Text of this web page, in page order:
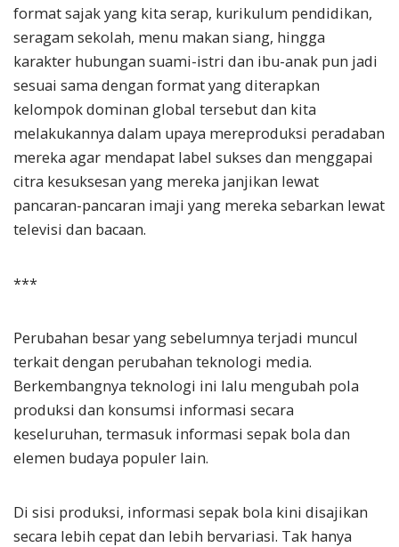
format sajak yang kita serap, kurikulum pendidikan,
seragam sekolah, menu makan siang, hingga
karakter hubungan suami-istri dan ibu-anak pun jadi
sesuai sama dengan format yang diterapkan
kelompok dominan global tersebut dan kita
melakukannya dalam upaya mereproduksi peradaban
mereka agar mendapat label sukses dan menggapai
citra kesuksesan yang mereka janjikan lewat
pancaran-pancaran imaji yang mereka sebarkan lewat
televisi dan bacaan.
***
Perubahan besar yang sebelumnya terjadi muncul
terkait dengan perubahan teknologi media.
Berkembangnya teknologi ini lalu mengubah pola
produksi dan konsumsi informasi secara
keseluruhan, termasuk informasi sepak bola dan
elemen budaya populer lain.
Di sisi produksi, informasi sepak bola kini disajikan
secara lebih cepat dan lebih bervariasi. Tak hanya